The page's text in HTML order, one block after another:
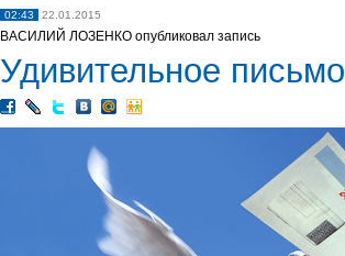
02:43 22.01.2015
ВАСИЛИЙ ЛОЗЕНКО опубликовал запись
Удивительное письмо